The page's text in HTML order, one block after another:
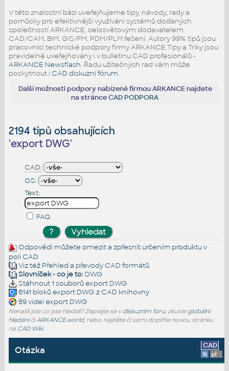
V této znalostní bázi uveřejňujeme tipy, návody, rady a
pomůcky pro efektivnější využívání systémů dodaných
společností ARKANCE, celosvětovým dodavatelem
CAD/CAM, BIM, GIS/FM, PDM/PLM řešení. Autory 99% tipů jsou
pracovníci technické podpory firmy ARKANCE.Tipy a Triky jsou
pravidelně uveřejňovány i v bulletinu CAD profesionálů -
ARKANCE Newsflash. Řadu užitečných rad vám může
poskytnout i CAD diskuzní fórum.
Další možnosti podpory nabízené firmou ARKANCE najdete
na stránceCAD PODPORA
2194 tipů obsahujících
'export DWG'
CAD:
OS:
Text:
FAQ
Odpovědi můžete omezit a zpřesnit určením produktu v
poli CAD
Viz též Přehled a převody CAD formátů
Slovníček - co je to: DWG
Stáhnout 1 souborůexport DWG
6141 blokůexport DWG z CAD knihovny
89 videíexport DWG
Nenašli jste co jste hledali? Zeptejte se v diskuzním fóru, zkuste globální
hledáníčiARKANCE.world, nebo najděte či sami doplňte novou stránku
na CAD Wiki.
Otázka CAD
% platforma